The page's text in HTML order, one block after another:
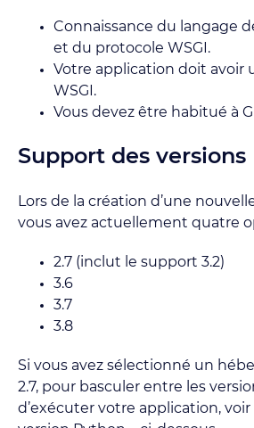
Connaissance du langage
et du protocole WSGI.
Votre application doit avoir
WSGI.
Vous devez être habitué à
Support des versions
Lors de la création d’une
vous avez actuellement quatre
2.7 (inclut le support 3.2)
3.6
3.7
3.8
Si vous avez sélectionné un
2.7, pour basculer entre les
d’exécuter votre application, voir